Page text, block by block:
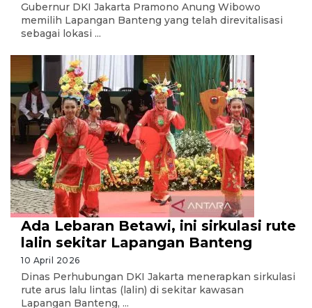
Gubernur DKI Jakarta Pramono Anung Wibowo
memilih Lapangan Banteng yang telah direvitalisasi
sebagai lokasi ...
Ada Lebaran Betawi, ini sirkulasi rute
lalin sekitar Lapangan Banteng
10 April 2026
Dinas Perhubungan DKI Jakarta menerapkan sirkulasi
rute arus lalu lintas (lalin) di sekitar kawasan
Lapangan Banteng, ...